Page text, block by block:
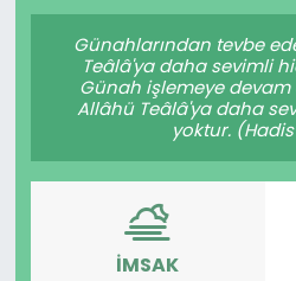
Günahlarından tevbe
Teâlâ'ya daha sevimli
Günah işlemeye devam
Allâhü Teâlâ'ya daha
yoktur.
İMSAK
Gündem
KKTC
KKTC YEREL SEÇİM
Kültür Sanat